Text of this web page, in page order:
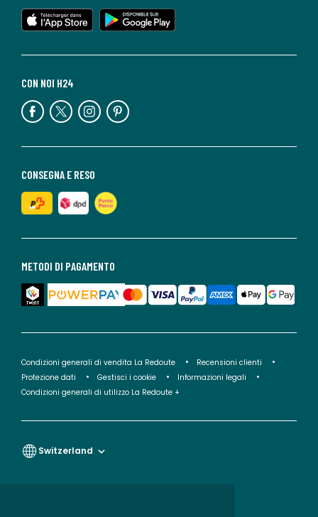
METODI DI PAGAMENTO
CONSEGNA E RESO
CON NOI H24
Condizioni generali di vendita La Redoute
Recensioni clienti
Protezione dati
Gestisci i cookie
Informazioni legali
Condizioni generali di utilizzo La Redoute +
Switzerland